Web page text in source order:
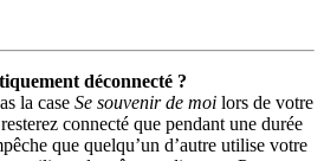
déconnecté ?
la case Se souvenir de moi lors de votre
connecté que pendant une durée
que quelqu’un d’autre utilise votre